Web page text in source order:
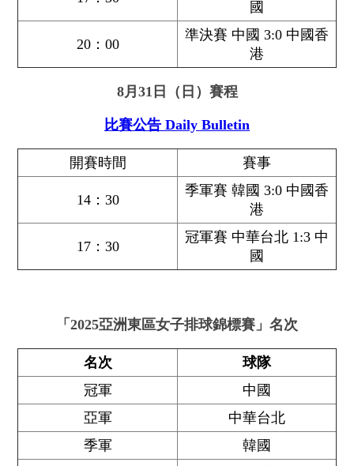
國
20：00
準決賽 中國 3:0 中國香
港
8月31日（日）賽程
比賽公告 Daily Bulletin
開賽時間 賽事
14：30
季軍賽 韓國 3:0 中國香
港
17：30
冠軍賽 中華台北 1:3 中
國
「2025亞洲東區女子排球錦標賽」名次
名次
球隊
冠軍
中國
亞軍
中華台北
季軍
韓國